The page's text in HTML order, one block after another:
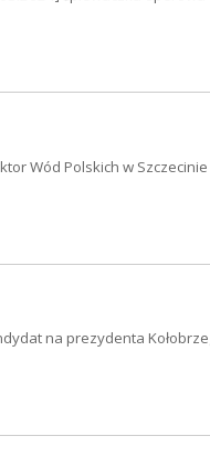
Wód Polskich w Szczecinie
na prezydenta